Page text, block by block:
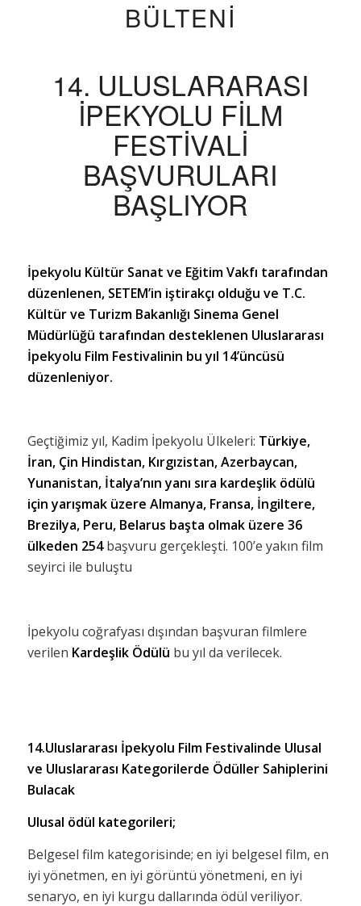
BÜLTENİ
14. ULUSLARARASI
İPEKYOLU FİLM
FESTİVALİ
BAŞVURULARI
BAŞLIYOR
İpekyolu Kültür Sanat ve Eğitim Vakfı tarafından
düzenlenen, SETEM’in iştirakçı olduğu ve T.C.
Kültür ve Turizm Bakanlığı Sinema Genel
Müdürlüğü tarafından desteklenen Uluslararası
İpekyolu Film Festivalinin bu yıl 14’üncüsü
düzenleniyor.
Geçtiğimiz yıl, Kadim İpekyolu Ülkeleri: Türkiye,
İran, Çin Hindistan, Kırgızistan, Azerbaycan,
Yunanistan, İtalya’nın yanı sıra kardeşlik ödülü
için yarışmak üzere Almanya, Fransa, İngiltere,
Brezilya, Peru, Belarus başta olmak üzere 36
ülkeden 254başvuru gerçekleşti. 100’e yakın film
seyirci ile buluştu
İpekyolu coğrafyası dışından başvuran filmlere
verilen Kardeşlik Ödülü bu yıl da verilecek.
14.Uluslararası İpekyolu Film Festivalinde Ulusal
ve Uluslararası Kategorilerde Ödüller Sahiplerini
Bulacak
Ulusal ödül kategorileri;
Belgesel film kategorisinde; en iyi belgesel film, en
iyi yönetmen, en iyi görüntü yönetmeni, en iyi
senaryo, en iyi kurgu dallarında ödül veriliyor.